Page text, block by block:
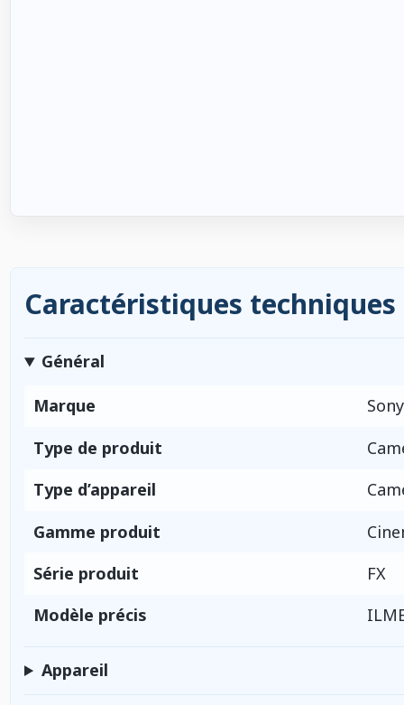
Caractéristiques techniques
Général
Marque
Sony
Type de produit
Type d’appareil
Gamme produit
Série produit
FX
Modèle précis
Appareil